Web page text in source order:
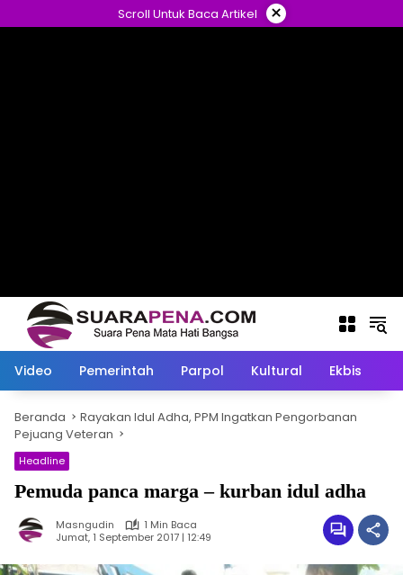
ke
Scroll Untuk Baca Artikel ×
Video Pemerintah Parpol Kultural Ekbis
Beranda
Rayakan Idul Adha, PPM Ingatkan Pengorbanan
Pejuang Veteran
Headline
Pemuda panca marga – kurban idul adha
Masngudin
1 Min Baca
Jumat, 1 September 2017 | 12:49